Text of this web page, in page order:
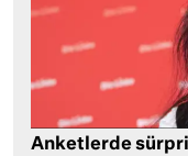
Anketlerde